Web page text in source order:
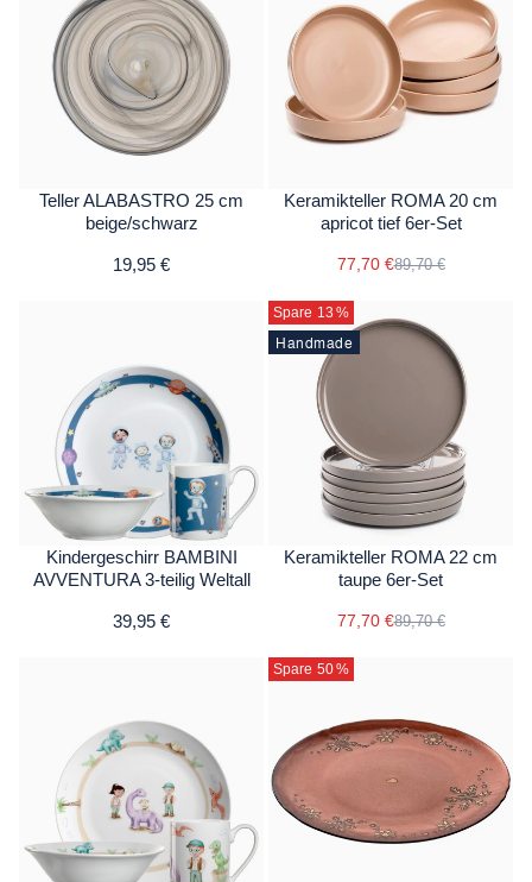
Teller ALABASTRO 25 cm
beige/schwarz
19,95 €
Keramikteller ROMA 20 cm
apricot tief 6er-Set
77,70 €89,70 €
Kindergeschirr BAMBINI
AVVENTURA 3-teilig Weltall
39,95 €
Spare 13 %
Handmade
Keramikteller ROMA 22 cm
taupe 6er-Set
77,70 €89,70 €
Spare 50%